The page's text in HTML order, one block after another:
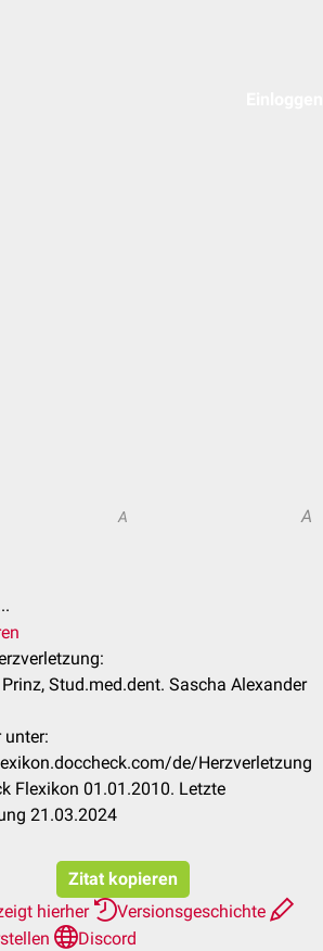
A A
Stud.med.dent. Sascha Alexander
de/Herzverletzung
Flexikon 01.01.2010. Letzte
21.03.2024
Zitat kopieren
hierher
Versionsgeschichte
Discord